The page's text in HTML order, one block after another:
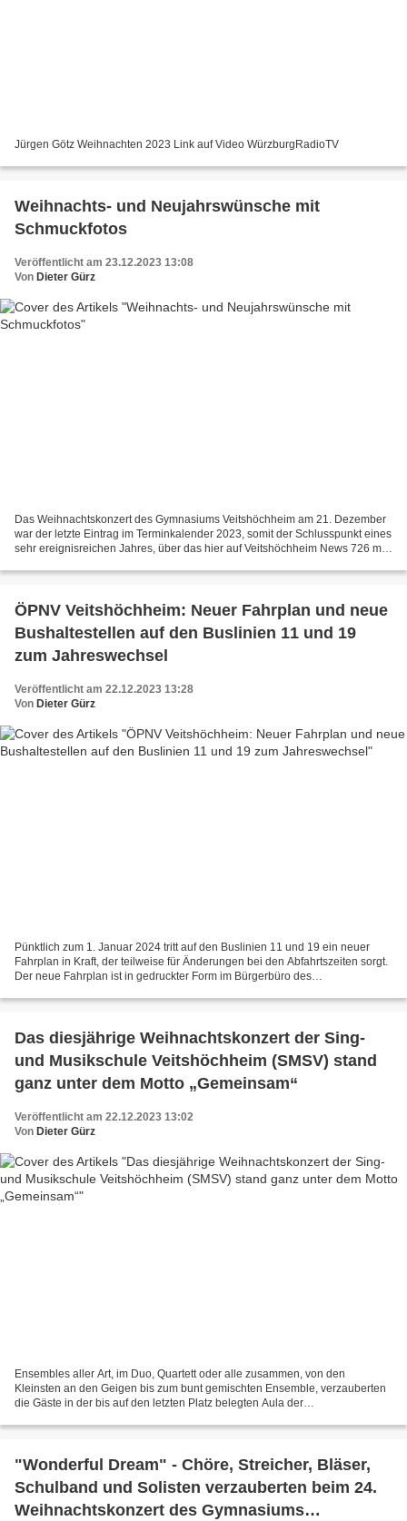
Jürgen Götz Weihnachten 2023 Link auf Video WürzburgRadioTV
Weihnachts- und Neujahrswünsche mit
Schmuckfotos
Veröffentlicht am 23.12.2023 13:08
Von Dieter Gürz
Das Weihnachtskonzert des Gymnasiums Veitshöchheim am 21. Dezember
war der letzte Eintrag im Terminkalender 2023, somit der Schlusspunkt eines
sehr ereignisreichen Jahres, über das hier auf Veitshöchheim News 726 mal
ÖPNV Veitshöchheim: Neuer Fahrplan und neue
Bushaltestellen auf den Buslinien 11 und 19
zum Jahreswechsel
Veröffentlicht am 22.12.2023 13:28
Von Dieter Gürz
Pünktlich zum 1. Januar 2024 tritt auf den Buslinien 11 und 19 ein neuer
Fahrplan in Kraft, der teilweise für Änderungen bei den Abfahrtszeiten sorgt.
Der neue Fahrplan ist in gedruckter Form im Bürgerbüro des
Das diesjährige Weihnachtskonzert der Sing-
und Musikschule Veitshöchheim (SMSV) stand
ganz unter dem Motto „Gemeinsam“
Veröffentlicht am 22.12.2023 13:02
Von Dieter Gürz
Ensembles aller Art, im Duo, Quartett oder alle zusammen, von den
Kleinsten an den Geigen bis zum bunt gemischten Ensemble, verzauberten
die Gäste in der bis auf den letzten Platz belegten Aula der
"Wonderful Dream" - Chöre, Streicher, Bläser,
Schulband und Solisten verzauberten beim 24.
Weihnachtskonzert des Gymnasiums